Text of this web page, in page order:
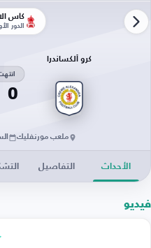
كأس
الدور
كرو ألكساندرا
0
ملعب مورنفليك
الأحداث التفاصيل
فيديو